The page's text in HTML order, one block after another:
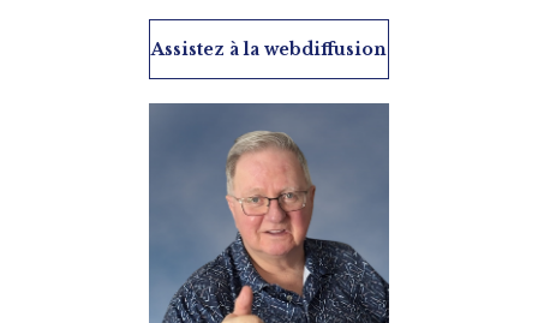
Assistez à la webdiffusion